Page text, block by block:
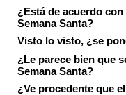
¿Está de acuerdo
Semana Santa?
Visto lo visto, ¿se
¿Le parece bien que
Semana Santa?
¿Ve procedente que